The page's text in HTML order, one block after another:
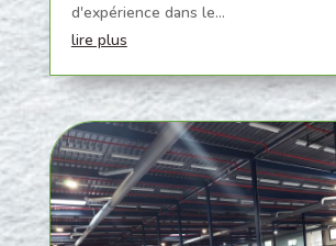
d'expérience dans le...
lire plus